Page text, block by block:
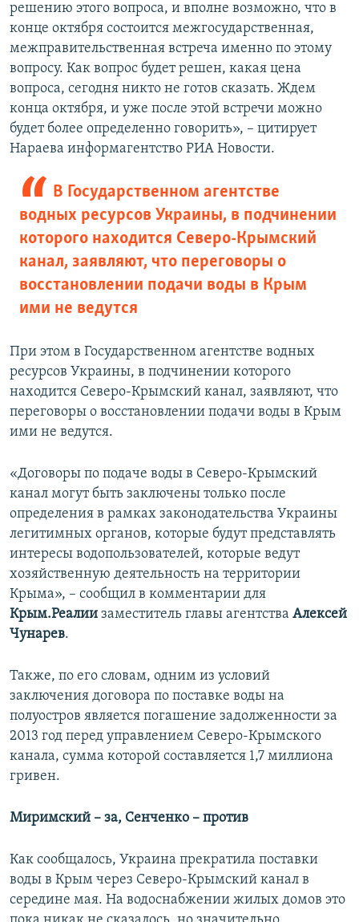
решению этого вопроса, и вполне возможно, что в
конце октября состоится межгосударственная,
межправительственная встреча именно по этому
вопросу. Как вопрос будет решен, какая цена
вопроса, сегодня никто не готов сказать. Ждем
конца октября, и уже после этой встречи можно
будет более определенно говорить», – цитирует
Нараева информагентство РИА Новости.
В Государственном агентстве
водных ресурсов Украины, в подчинении
которого находится Северо-Крымский
канал, заявляют, что переговоры о
восстановлении подачи воды в Крым
ими не ведутся
При этом в Государственном агентстве водных
ресурсов Украины, в подчинении которого
находится Северо-Крымский канал, заявляют, что
переговоры о восстановлении подачи воды в Крым
ими не ведутся.
«Договоры по подаче воды в Северо-Крымский
канал могут быть заключены только после
определения в рамках законодательства Украины
легитимных органов, которые будут представлять
интересы водопользователей, которые ведут
хозяйственную деятельность на территории
Крыма», – сообщил в комментарии для
Крым.Реалии заместитель главы агентства Алексей
Чунарев.
Также, по его словам, одним из условий
заключения договора по поставке воды на
полуостров является погашение задолженности за
2013 год перед управлением Северо-Крымского
канала, сумма которой составляется 1,7 миллиона
гривен.
Миримский – за, Сенченко – против
Как сообщалось, Украина прекратила поставки
воды в Крым через Северо-Крымский канал в
середине мая. На водоснабжении жилых домов это